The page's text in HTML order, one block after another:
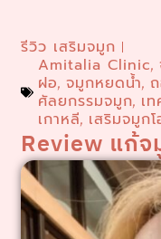
รีวิว เสริมจมูก
Amitalia Clinic,
ฝอ,จมูกหยดน้ำ,
ศัลยกรรมจมูก, เ
เกาหลี, เสริมจมูก
Review แก้